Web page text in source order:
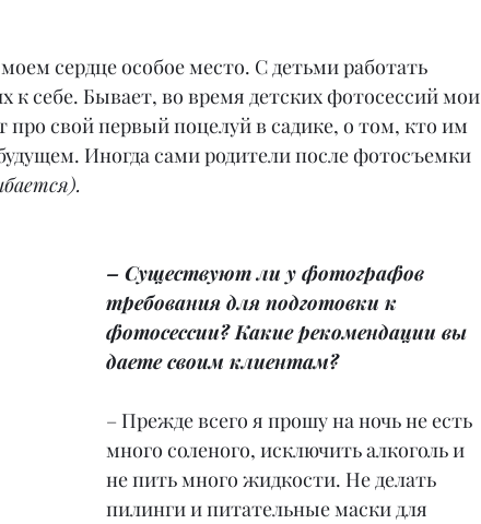
сердце особое место. С детьми работать
к себе. Бывает, во время детских фотосессий мои
про свой первый поцелуй в садике, о том, кто им
Иногда сами родители после фотосъемки
– Существуют ли у фотографов
требования для подготовки к
фотосессии? Какие рекомендации вы
даете своим клиентам?
– Прежде всего я прошу на ночь не есть
много соленого, исключить алкоголь и
не пить много жидкости. Не делать
пилинги и питательные маски для